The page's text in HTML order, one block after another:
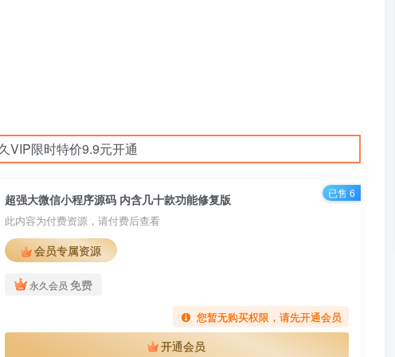
VIP限时特价9.9元开通
超强大微信小程序源码 内含几十款功能修复版
此内容为付费资源，请付费后查看
会员专属资源
永久会员 免费
您暂无购买权限，请先开通会员
开通会员
已售 6